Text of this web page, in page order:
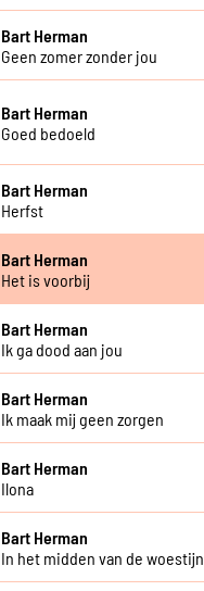
Bart Herman
Geen zomer zonder jou
Bart Herman
Goed bedoeld
Bart Herman
Herfst
Bart Herman
Het is voorbij
Bart Herman
Ik ga dood aan jou
Bart Herman
Ik maak mij geen zorgen
Bart Herman
Ilona
Bart Herman
In het midden van de woestijn